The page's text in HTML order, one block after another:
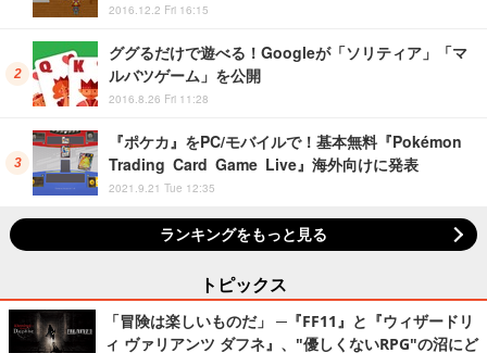
2016.12.2 Fri 16:15
ググるだけで遊べる！Googleが「ソリティア」「マ
ルバツゲーム」を公開
2016.8.26 Fri 11:28
『ポケカ』をPC/モバイルで！基本無料『Pokémon
Trading Card Game Live』海外向けに発表
2021.9.21 Tue 12:35
ランキングをもっと見る
トピックス
「冒険は楽しいものだ」 ─『FF11』と『ウィザードリ
ィ ヴァリアンツ ダフネ』、"優しくないRPG"の沼にど